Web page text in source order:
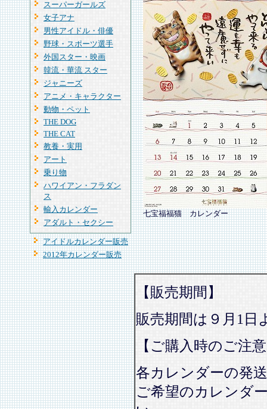
スーパーガールズ
女子アナ
男性アイドル・俳優
野球・スポーツ選手
外国スター・映画
韓流・華流 スター
ジャニーズ
アニメ・キャラクター
動物・ペット
THE DOG
THE CAT
教養・実用
アート
乗り物
ハワイアン・フラダン
ス
輸入カレンダー
アダルト・セクシー
アイドルカレンダー販売
2012年カレンダー販売
七宝福福猫 カレンダー
【販売期間】
販売期間は９月1日
【ご購入時のご注
各カレンダーの発
ご希望のカレンダ